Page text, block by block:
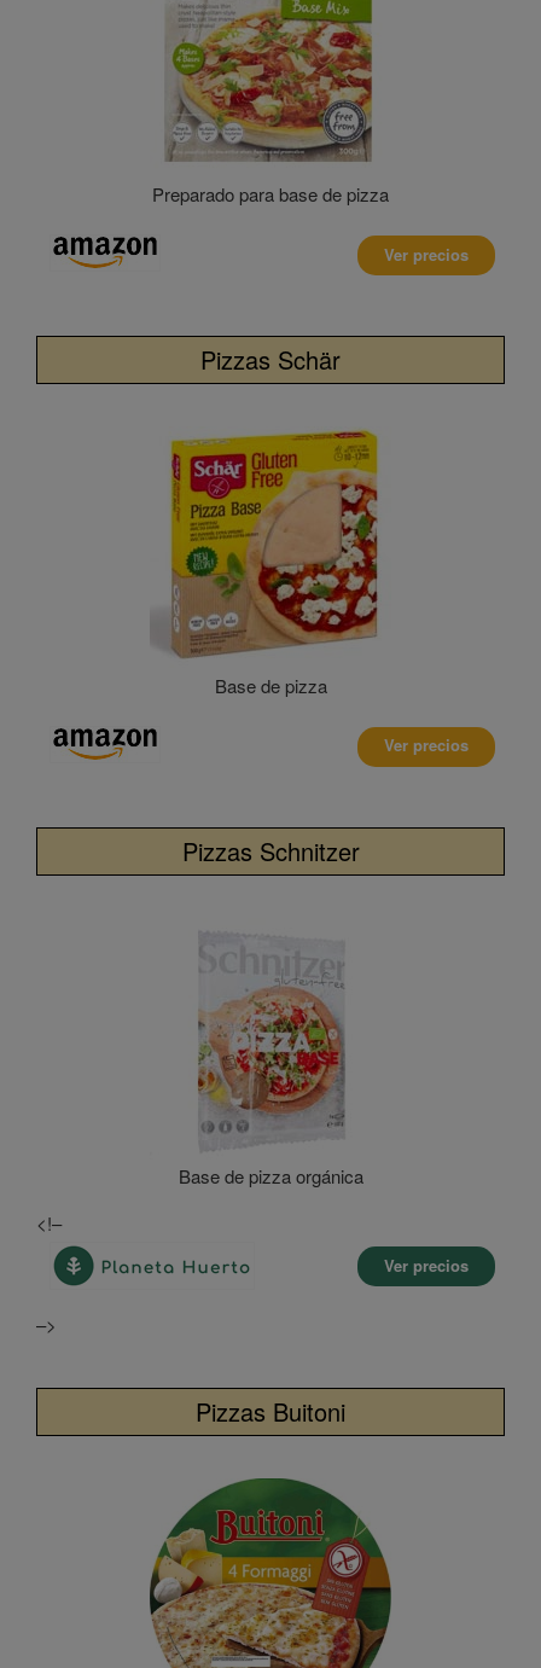
Preparado para base de pizza
Ver precios
Pizzas Schär
Base de pizza
Ver precios
Pizzas Schnitzer
Base de pizza orgánica
<!–
Ver precios
–>
Pizzas Buitoni